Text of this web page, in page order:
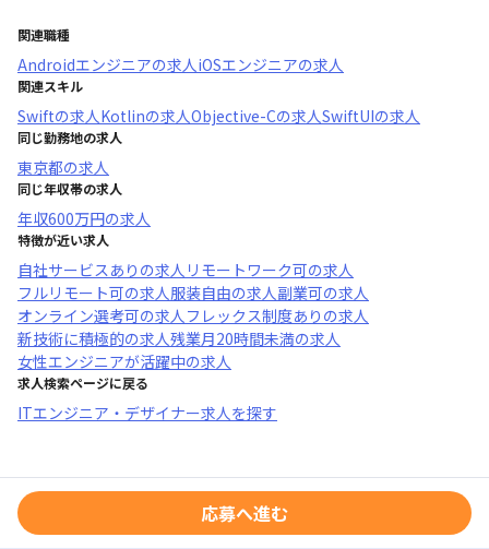
関連職種
Androidエンジニアの求人iOSエンジニアの求人
関連スキル
Swiftの求人Kotlinの求人Objective-Cの求人SwiftUIの求人
同じ勤務地の求人
東京都の求人
同じ年収帯の求人
年収600万円の求人
特徴が近い求人
自社サービスあり の求人 リモートワーク可の求人
フルリモート可の求人服装自由の求人副業可の求人
オンライン選考可の求人フレックス制度あり の求人
新技術に積極的の求人残業月20時間未満の求人
女性エンジニアが活躍中の求人
求人検索ページに戻る
ITエンジニア・デザイナー求人を探す
応募へ進む